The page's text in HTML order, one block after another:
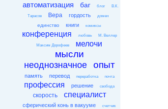
автоматизация баг блог В.К.
Тарасов Вера гордость домен
единство книги комиксы
конференция любовь М. Веллер
Максим Дорофеев мелочи
мысли
неоднозначное опыт
память перевод переработка почта
профессия решение свобода
скорость специалист
сферический конь в вакууме счетчик